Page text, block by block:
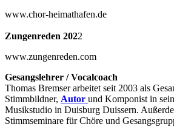
www.chor-heimathafen.de
Zungenreden 2022
www.zungenreden.com
Gesangslehrer / Vocalcoach
Thomas Bremser arbeitet seit 2003 als
Stimmbildner, Autor und Komponist in
Musikstudio in Duisburg Duissern.
Stimmseminare für Chöre und